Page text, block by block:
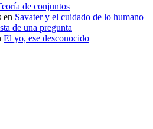
de conjuntos
en Savater y el cuidado de lo humano
de una pregunta
El yo, ese desconocido